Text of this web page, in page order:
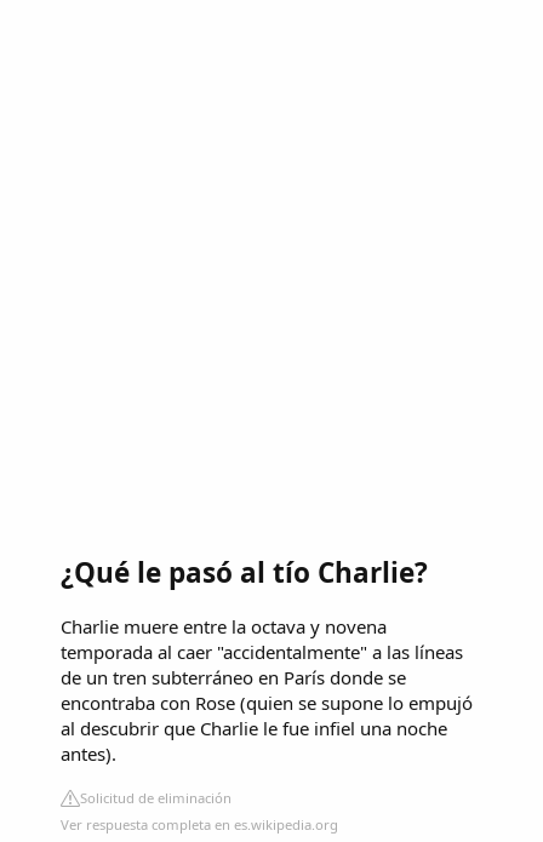
¿Qué le pasó al tío Charlie?
Charlie muere entre la octava y novena
temporada al caer "accidentalmente" a las líneas
de un tren subterráneo en París donde se
encontraba con Rose (quien se supone lo empujó
al descubrir que Charlie le fue infiel una noche
antes).
Solicitud de eliminación
Ver respuesta completa en es.wikipedia.org